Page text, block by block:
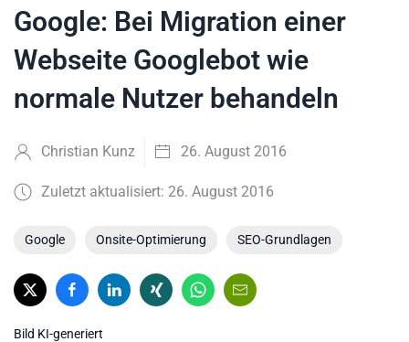
Google: Bei Migration einer
Webseite Googlebot wie
normale Nutzer behandeln
Christian Kunz 26. August 2016
Zuletzt aktualisiert: 26. August 2016
Google Onsite-Optimierung SEO-Grundlagen
Bild KI-generiert